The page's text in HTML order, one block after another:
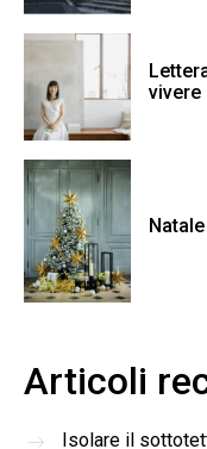
vivere
Articoli
Isolare il